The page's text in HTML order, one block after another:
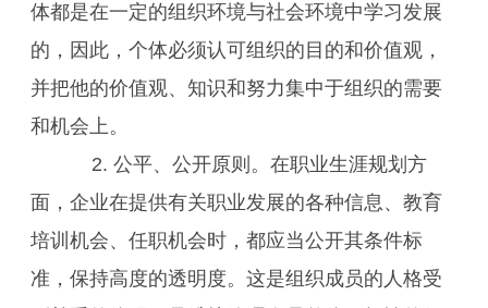
体都是在一定的组织环境与社会环境中学习发展
的，因此，个体必须认可组织的目的和价值观，
并把他的价值观、知识和努力集中于组织的需要
和机会上。
2. 公平、公开原则。在职业生涯规划方
面，企业在提供有关职业发展的各种信息、教育
培训机会、任职机会时，都应当公开其条件标
准，保持高度的透明度。这是组织成员的人格受